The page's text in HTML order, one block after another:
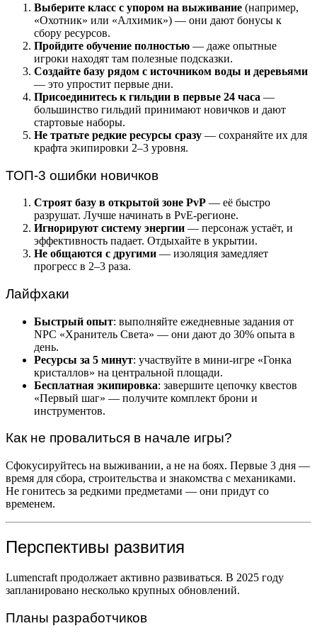
Выберите класс с упором на выживание (например,
«Охотник» или «Алхимик») — они дают бонусы к
сбору ресурсов.
Пройдите обучение полностью — даже опытные
игроки находят там полезные подсказки.
Создайте базу рядом с источником воды и деревьями
— это упростит первые дни.
Присоединитесь к гильдии в первые 24 часа —
большинство гильдий принимают новичков и дают
стартовые наборы.
Не тратьте редкие ресурсы сразу — сохраняйте их для
крафта экипировки 2–3 уровня.
ТОП-3 ошибки новичков
Строят базу в открытой зоне PvP — её быстро
разрушат. Лучше начинать в PvE-регионе.
Игнорируют систему энергии — персонаж устаёт, и
эффективность падает. Отдыхайте в укрытии.
Не общаются с другими — изоляция замедляет
прогресс в 2–3 раза.
Лайфхаки
Быстрый опыт: выполняйте ежедневные задания от
NPC «Хранитель Света» — они дают до 30% опыта в
день.
Ресурсы за 5 минут: участвуйте в мини-игре «Гонка
кристаллов» на центральной площади.
Бесплатная экипировка: завершите цепочку квестов
«Первый шаг» — получите комплект брони и
инструментов.
Как не провалиться в начале игры?
Сфокусируйтесь на выживании, а не на боях. Первые 3 дня —
время для сбора, строительства и знакомства с механиками.
Не гонитесь за редкими предметами — они придут со
временем.
Перспективы развития
Lumencraft продолжает активно развиваться. В 2025 году
запланировано несколько крупных обновлений.
Планы разработчиков